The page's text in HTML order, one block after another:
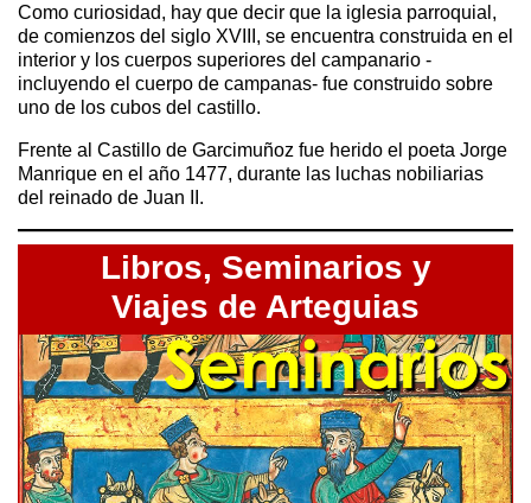
Como curiosidad, hay que decir que la iglesia parroquial,
de comienzos del siglo XVIII, se encuentra construida en el
interior y los cuerpos superiores del campanario -
incluyendo el cuerpo de campanas- fue construido sobre
uno de los cubos del castillo.
Frente al Castillo de Garcimuñoz fue herido el poeta Jorge
Manrique en el año 1477, durante las luchas nobiliarias
del reinado de Juan II.
Libros, Seminarios y
Viajes de Arteguias